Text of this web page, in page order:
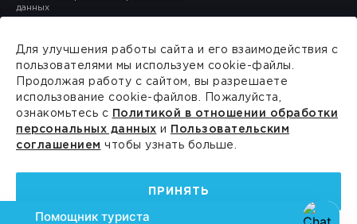
данных
Сделано в
Для улучшения работы сайта и его взаимодействия с
пользователями мы используем cookie-файлы.
Продолжая работу с сайтом, вы разрешаете
использование cookie-файлов. Пожалуйста,
ознакомьтесь с Политикой в отношении обработки
персональных данных и
Пользовательским
соглашением чтобы узнать больше.
ПРИНЯТЬ